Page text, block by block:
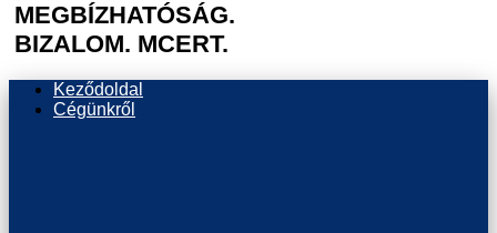
MEGBÍZHATÓSÁG.
BIZALOM. MCERT.
Keződoldal
Cégünkről